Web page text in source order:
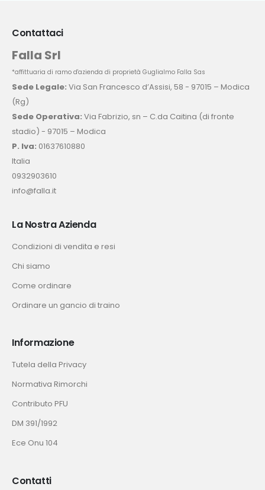
Contattaci
Falla Srl
*affittuaria di ramo d'azienda di proprietà Guglialmo Falla Sas
Sede Legale: Via San Francesco d’Assisi, 58 - 97015 – Modica
(Rg)
Sede Operativa: Via Fabrizio, sn – C.da Caitina (di fronte
stadio) - 97015 – Modica
P. Iva: 01637610880
Italia
0932903610
info@falla.it
La Nostra Azienda
Condizioni di vendita e resi
Chi siamo
Come ordinare
Ordinare un gancio di traino
Informazione
Tutela della Privacy
Normativa Rimorchi
Contributo PFU
DM 391/1992
Ece Onu 104
Contatti